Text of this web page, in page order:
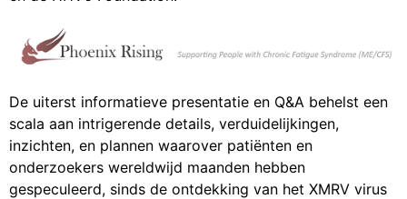
De uiterst informatieve presentatie en Q&A behelst een
scala aan intrigerende details, verduidelijkingen,
inzichten, en plannen waarover patiënten en
onderzoekers wereldwijd maanden hebben
gespeculeerd, sinds de ontdekking van het XMRV virus